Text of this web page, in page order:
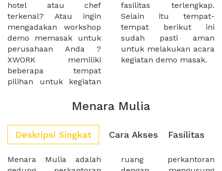
hotel atau chef
terkenal? Atau ingin
mengadakan workshop
demo memasak untuk
perusahaan Anda ?
XWORK memiliki
beberapa tempat
pilihan untuk kegiatan
fasilitas terlengkap.
Selain itu tempat-
tempat berikut ini
sudah pasti aman
untuk melakukan acara
kegiatan demo masak.
Menara Mulia
Deskripsi Singkat Cara Akses Fasilitas
Menara Mulia adalah
ruang perkantoran